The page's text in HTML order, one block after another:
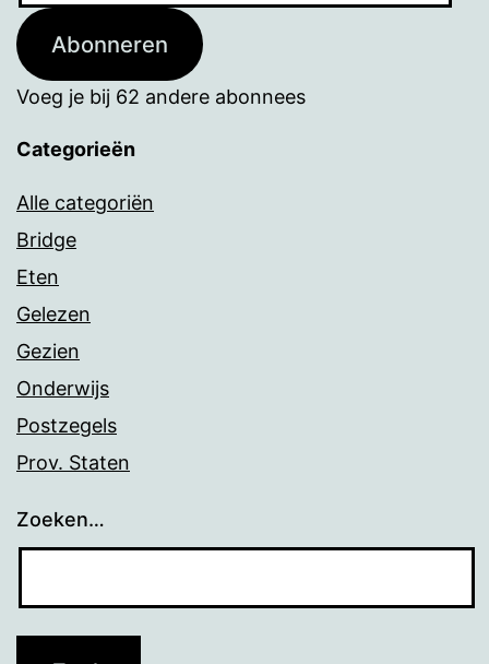
Abonneren
Voeg je bij 62 andere abonnees
Categorieën
Alle categoriën
Bridge
Eten
Gelezen
Gezien
Onderwijs
Postzegels
Prov. Staten
Zoeken…